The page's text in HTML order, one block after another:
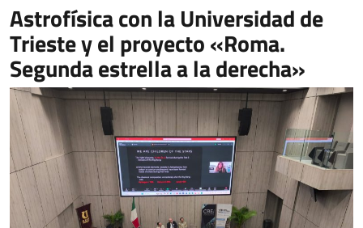
Astrofísica con la Universidad de
Trieste y el proyecto «Roma.
Segunda estrella a la derecha»